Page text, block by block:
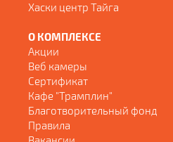
Хаски центр Тайга
О КОМПЛЕКСЕ
Акции
Веб камеры
Сертификат
Кафе "Трамплин"
Благотворительный фонд
Правила